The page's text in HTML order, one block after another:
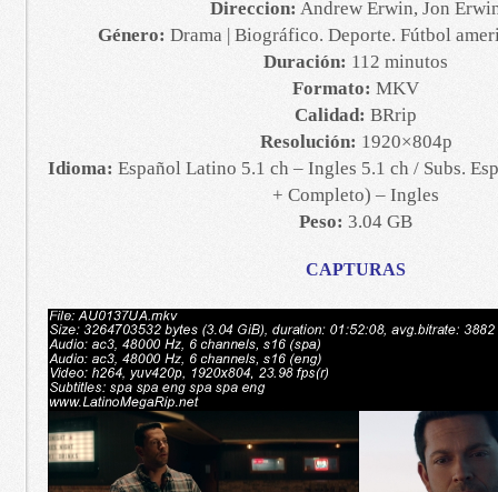
Direccion: Andrew Erwin, Jon
Género: Drama | Biográfico. Deporte. Fútbol
Duración: 112 minutos
Formato: MKV
Calidad: BRrip
Resolución: 1920×804p
Idioma: Español Latino 5.1 ch – Ingles 5.1 ch / Subs.
+ Completo) – Ingles
Peso: 3.04 GB
CAPTURAS